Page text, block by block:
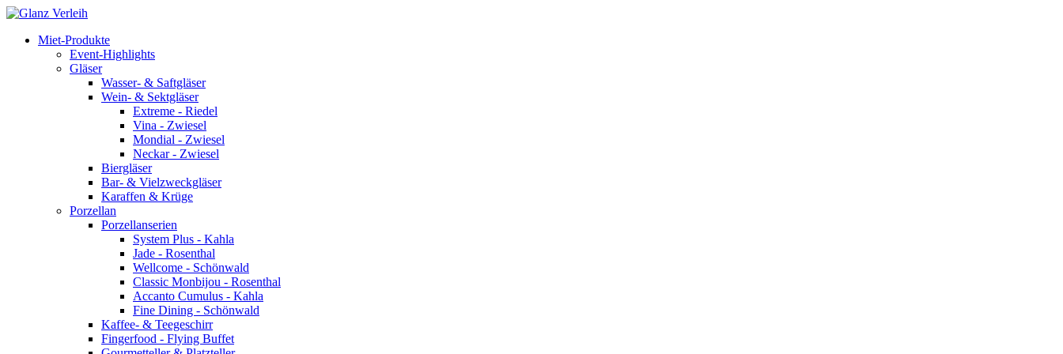
Skip
contentMiet-Produkte
Event-Highlights
Gläser
Wasser- & Saftgläser
Wein- & Sektgläser
Extreme - Riedel
Vina - Zwiesel
Mondial - Zwiesel
Neckar - Zwiesel
Biergläser
Bar- & Vielzweckgläser
Karaffen & Krüge
Porzellan
Porzellanserien
System Plus - Kahla
Jade - Rosenthal
Wellcome - Schönwald
Classic Monbijou - Rosenthal
Accanto Cumulus - Kahla
Fine Dining - Schönwald
Kaffee- & Teegeschirr
Fingerfood - Flying Buffet